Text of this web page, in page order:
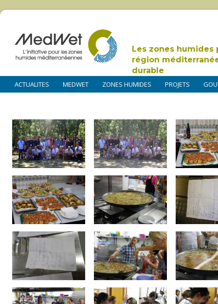
Les zones humides
région
durable
ACTUALITES MEDWET ZONES HUMIDES PROJETS